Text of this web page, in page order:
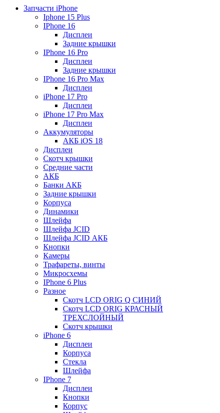
Запчасти iPhone
Iphone 15 Plus
IPhone 16
Дисплеи
Задние крышки
IPhone 16 Pro
Дисплеи
Задние крышки
IPhone 16 Pro Max
Дисплеи
iPhone 17 Pro
Дисплеи
iPhone 17 Pro Max
Дисплеи
Аккумуляторы
АКБ iOS 18
Дисплеи
Скотч крышки
Средние части
АКБ
Банки АКБ
Задние крышки
Корпуса
Динамики
Шлейфа
Шлейфа JCID
Шлейфа JCID АКБ
Кнопки
Камеры
Трафареты, винты
Микросхемы
IPhone 6 Plus
Разное
Скотч LCD ORIG Q СИНИЙ
Скотч LCD ORIG КРАСНЫЙ
ТРЕХСЛОЙНЫЙ
Скотч крышки
iPhone 6
Дисплеи
Корпуса
Стекла
Шлейфа
IPhone 7
Дисплеи
Кнопки
Корпус